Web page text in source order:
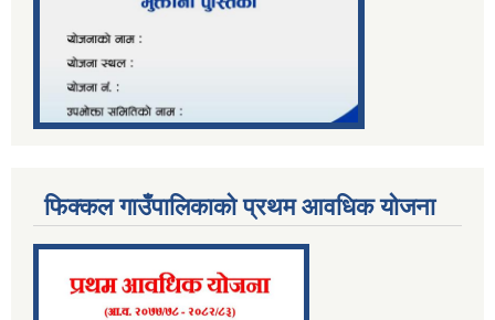
फिक्कल गाउँपालिकाको प्रथम आवधिक योजना